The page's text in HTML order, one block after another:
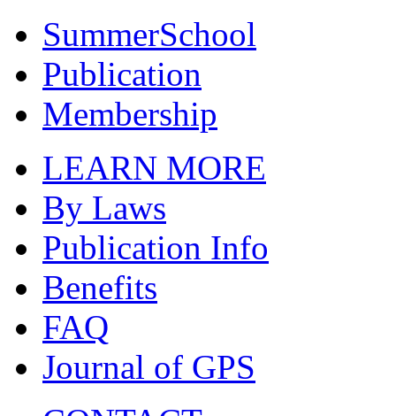
SummerSchool
Publication
Membership
LEARN MORE
By Laws
Publication Info
Benefits
FAQ
Journal of GPS